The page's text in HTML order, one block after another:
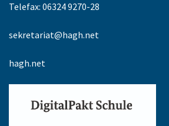
Telefax: 06324 9270-28
sekretariat@hagh.net
hagh.net